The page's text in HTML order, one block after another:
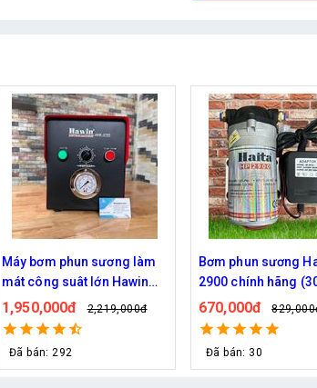
Bơm phun sương Haita HP-
2900 chính hãng (30 béc)
670,000đ 829,000đ
Đã bán: 30
Máy phun sương
DH 150 của Hàn
2,400,000đ
Đã bán: 76